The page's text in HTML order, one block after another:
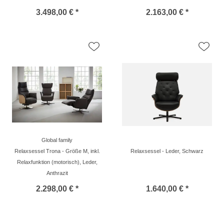
3.498,00 € * 2.163,00 € *
Global family
Relaxsessel Trona - Größe M, inkl.
Relaxfunktion (motorisch), Leder,
Anthrazit
2.298,00 € *
Relaxsessel - Leder, Schwarz
1.640,00 € *